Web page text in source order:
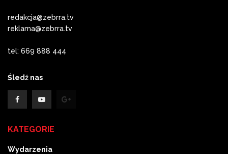
redakcja@zebrra.tv
reklama@zebrra.tv
tel: 669 888 444
Śledź nas
KATEGORIE
Wydarzenia